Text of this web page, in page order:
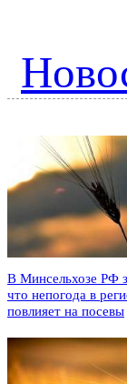
В Минсельхозе РФ
что непогода в
повлияет на посевы